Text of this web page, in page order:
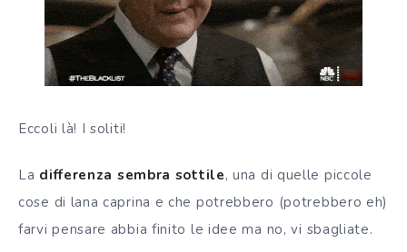
Eccoli là! I soliti!
La differenza sembra sottile, una di quelle piccole
cose di lana caprina e che potrebbero (potrebbero eh)
farvi pensare abbia finito le idee ma no, vi sbagliate.